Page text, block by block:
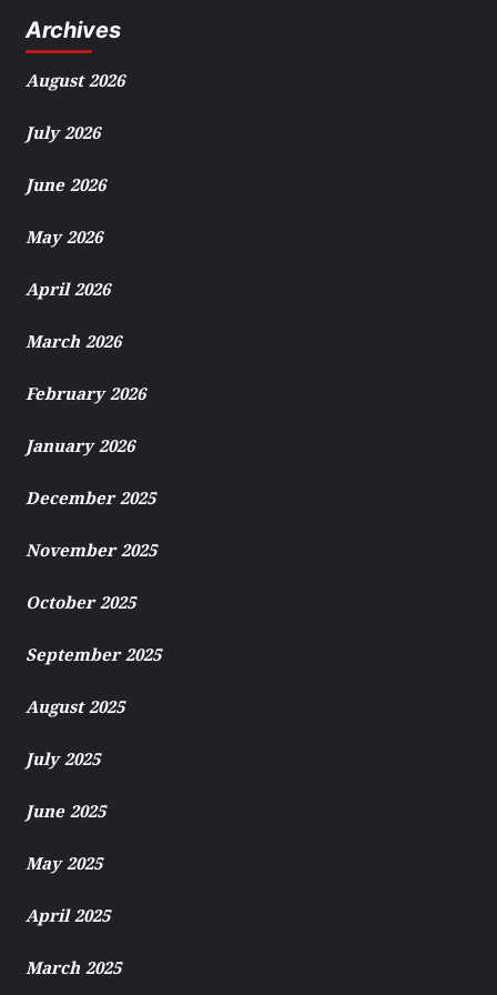
Archives
August 2026
July 2026
June 2026
May 2026
April 2026
March 2026
February 2026
January 2026
December 2025
November 2025
October 2025
September 2025
August 2025
July 2025
June 2025
May 2025
April 2025
March 2025